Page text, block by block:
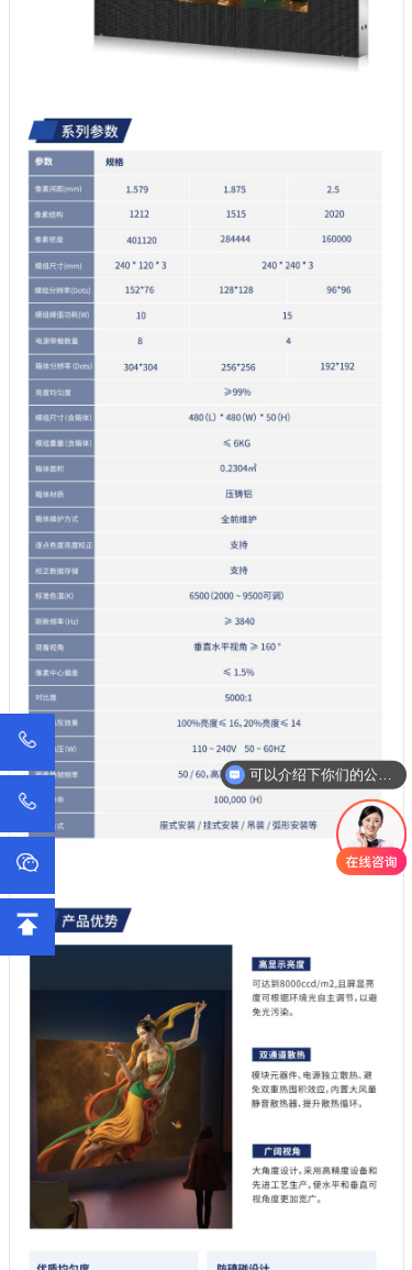
可以介绍下你们的公司么？